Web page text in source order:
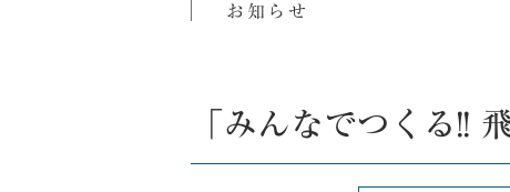
お知らせ
「みんなでつくる!!